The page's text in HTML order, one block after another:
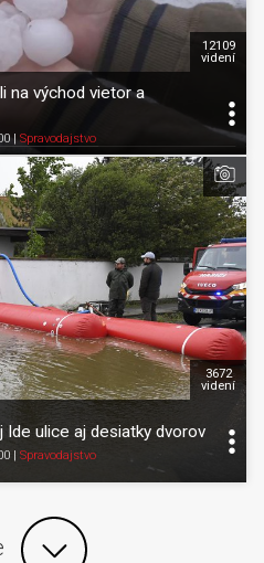
na východ vietor a
| Spravodajstvo
12109
videní
Ide ulice aj desiatky dvorov
| Spravodajstvo
3672
videní